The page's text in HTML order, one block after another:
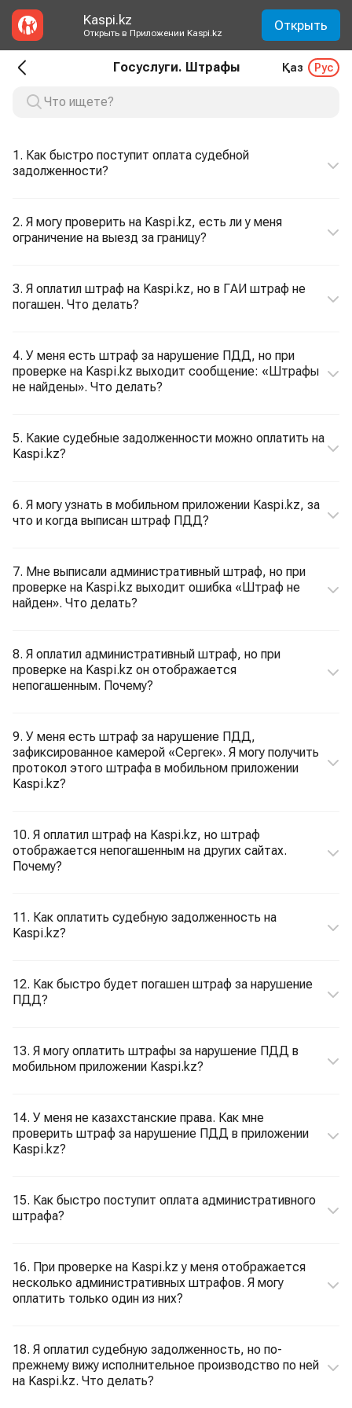
Kaspi.kz
Открыть в Приложении Kaspi.kz Открыть
Госуслуги. Штрафы Қаз Рус
1. Как быстро поступит оплата судебной
задолженности?
2. Я могу проверить на Kaspi.kz, есть ли у меня
ограничение на выезд за границу?
3. Я оплатил штраф на Kaspi.kz, но в ГАИ штраф не
погашен. Что делать?
4. У меня есть штраф за нарушение ПДД, но при
проверке на Kaspi.kz выходит сообщение: «Штрафы
не найдены». Что делать?
5. Какие судебные задолженности можно оплатить на
Kaspi.kz?
6. Я могу узнать в мобильном приложении Kaspi.kz, за
что и когда выписан штраф ПДД?
7. Мне выписали административный штраф, но при
проверке на Kaspi.kz выходит ошибка «Штраф не
найден». Что делать?
8. Я оплатил административный штраф, но при
проверке на Kaspi.kz он отображается
непогашенным. Почему?
9. У меня есть штраф за нарушение ПДД,
зафиксированное камерой «Сергек». Я могу получить
протокол этого штрафа в мобильном приложении
Kaspi.kz?
10. Я оплатил штраф на Kaspi.kz, но штраф
отображается непогашенным на других сайтах.
Почему?
11. Как оплатить судебную задолженность на
Kaspi.kz?
12. Как быстро будет погашен штраф за нарушение
ПДД?
13. Я могу оплатить штрафы за нарушение ПДД в
мобильном приложении Kaspi.kz?
14. У меня не казахстанские права. Как мне
проверить штраф за нарушение ПДД в приложении
Kaspi.kz?
15. Как быстро поступит оплата административного
штрафа?
16. При проверке на Kaspi.kz у меня отображается
несколько административных штрафов. Я могу
оплатить только один из них?
18. Я оплатил судебную задолженность, но по-
прежнему вижу исполнительное производство по ней
на Kaspi.kz. Что делать?